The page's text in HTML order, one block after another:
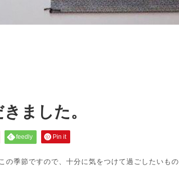
ました。
feedly Pin it
の季節ですので、十分に気をつけて過ごしたいもの